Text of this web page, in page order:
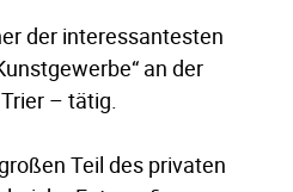
der interessantesten
an der
– tätig.
Teil des privaten